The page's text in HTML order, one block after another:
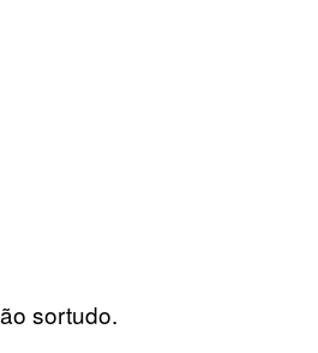
sortudo.